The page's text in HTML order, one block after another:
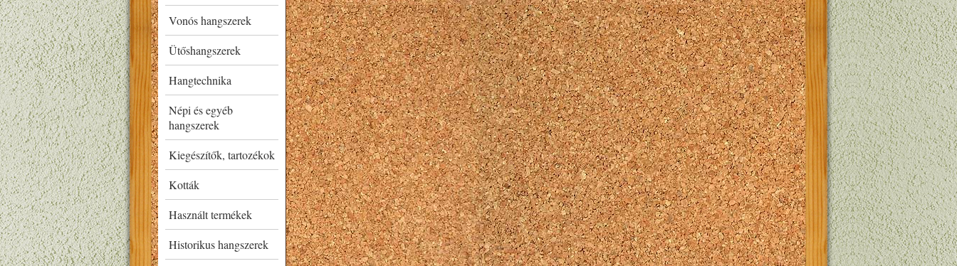
Vonós hangszerek
Ütőshangszerek
Hangtechnika
Népi és egyéb
hangszerek
Kiegészítők, tartozékok
Kották
Használt termékek
Historikus hangszerek